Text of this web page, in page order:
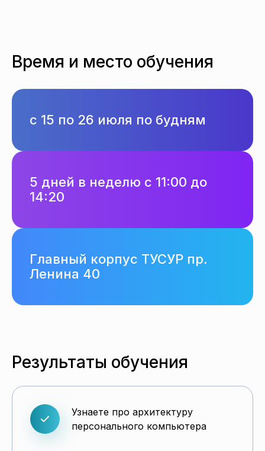
Время и место обучения
с 15 по 26 июля по будням
5 дней в неделю с 11:00 до
14:20
Главный корпус ТУСУР пр.
Ленина 40
Результаты обучения
Узнаете про архитектуру
персонального компьютера